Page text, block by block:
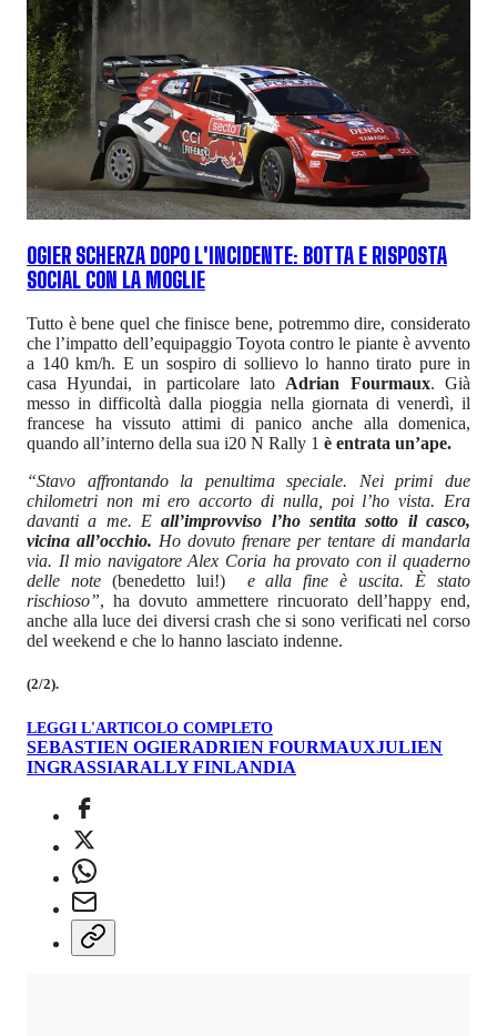
OGIER SCHERZA DOPO L'INCIDENTE: BOTTA E RISPOSTA
SOCIAL CON LA MOGLIE
Tutto è bene quel che finisce bene, potremmo dire, considerato
che l’impatto dell’equipaggio Toyota contro le piante è avvento
a 140 km/h. E un sospiro di sollievo lo hanno tirato pure in
casa Hyundai, in particolare lato Adrian Fourmaux. Già
messo in difficoltà dalla pioggia nella giornata di venerdì, il
francese ha vissuto attimi di panico anche alla domenica,
quando all’interno della sua i20 N Rally 1 è entrata un’ape.
“Stavo affrontando la penultima speciale. Nei primi due
chilometri non mi ero accorto di nulla, poi l’ho vista. Era
davanti a me. Eall’improvviso l’ho sentita sotto il casco,
vicina all’occhio. Ho dovuto frenare per tentare di mandarla
via. Il mio navigatore Alex Coria ha provato con il quaderno
delle note (benedetto lui!)e alla fine è uscita. È stato
rischioso”, ha dovuto ammettere rincuorato dell’happy end,
anche alla luce dei diversi crash che si sono verificati nel corso
del weekend e che lo hanno lasciato indenne.
(2/2).
LEGGI L'ARTICOLO COMPLETO
SEBASTIEN OGIERADRIEN FOURMAUXJULIEN
INGRASSIARALLY FINLANDIA